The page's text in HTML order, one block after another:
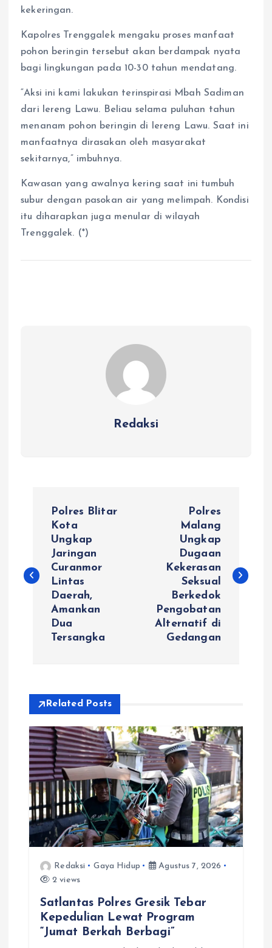
kekeringan.
Kapolres Trenggalek mengaku proses manfaat
pohon beringin tersebut akan berdampak nyata
bagi lingkungan pada 10-30 tahun mendatang.
“Aksi ini kami lakukan terinspirasi Mbah Sadiman
dari lereng Lawu. Beliau selama puluhan tahun
menanam pohon beringin di lereng Lawu. Saat ini
manfaatnya dirasakan oleh masyarakat
sekitarnya,” imbuhnya.
Kawasan yang awalnya kering saat ini tumbuh
subur dengan pasokan air yang melimpah. Kondisi
itu diharapkan juga menular di wilayah
Trenggalek. (*)
Redaksi
v
i
p
o
s
Polres Blitar
Kota
Ungkap
Jaringan
Curanmor
Lintas
Daerah,
Amankan
Dua
Tersangka
Polres
Malang
Ungkap
Dugaan
Kekerasan
Seksual
Berkedok
Pengobatan
Alternatif di
Gedangan
Related Posts
Redaksi Gaya Hidup
Agustus 7, 2026
2 views
Satlantas Polres Gresik Tebar
Kepedulian Lewat Program
“Jumat Berkah Berbagi”